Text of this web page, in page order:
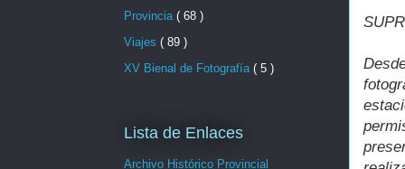
Provincia ( 68 )
Viajes ( 89 )
XV Bienal de Fotografía ( 5 )
Lista de Enlaces
Archivo Histórico Provincial